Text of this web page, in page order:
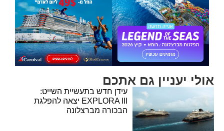
אולי יעניין גם אתכם
עידן חדש בתעשיית השייט:
EXPLORA III יצאה להפלגת
הבכורה מברצלונה